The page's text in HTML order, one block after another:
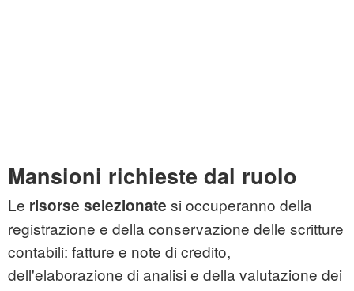
Mansioni richieste dal ruolo
Le risorse selezionate si occuperanno della
registrazione e della conservazione delle scritture
contabili: fatture e note di credito,
dell'elaborazione di analisi e della valutazione dei